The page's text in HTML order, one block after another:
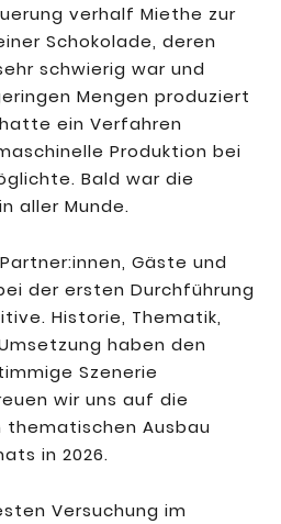
verhalf Miethe zur
Schokolade, deren
schwierig war und
Mengen produziert
ein Verfahren
Produktion bei
Bald war die
aller Munde.
Gäste und
der ersten Durchführung
Historie, Thematik,
haben den
Szenerie
wir uns auf die
Ausbau
in 2026.
Versuchung im